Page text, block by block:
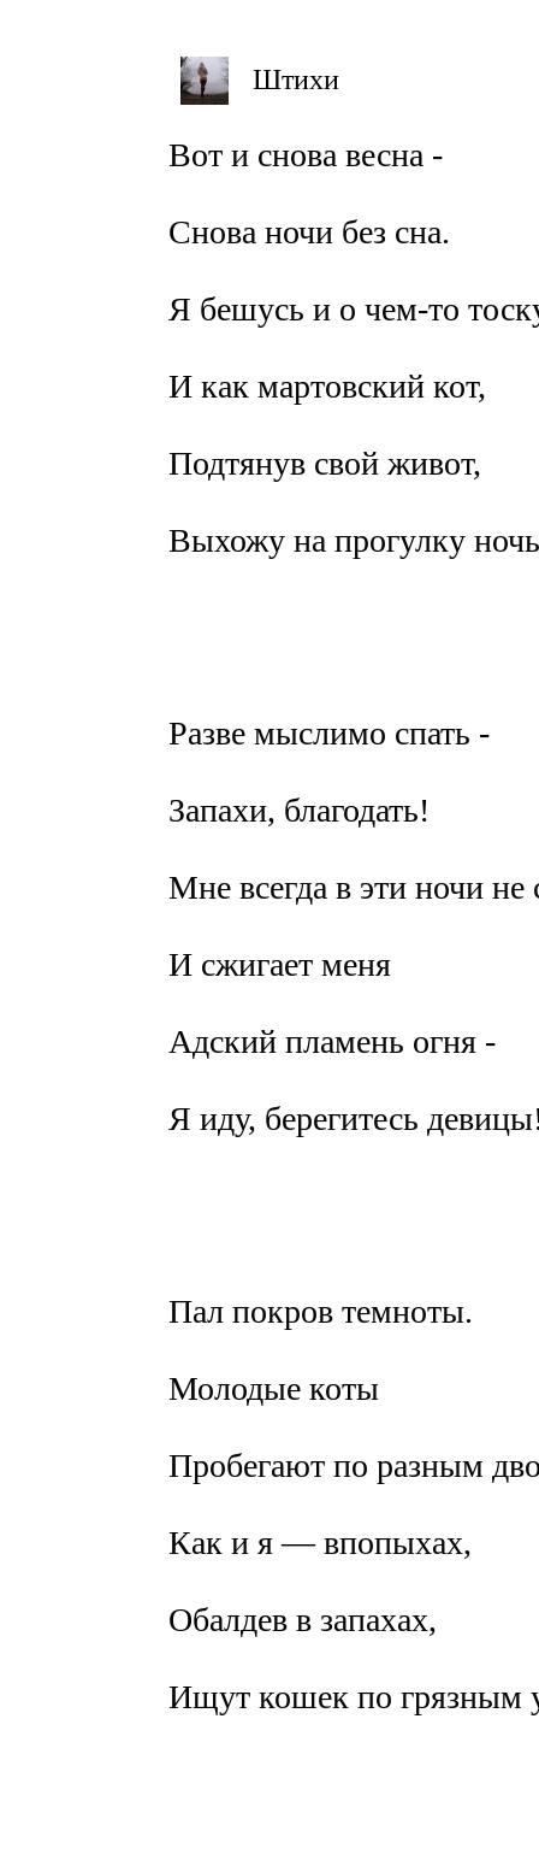
Штихи
Вот и снова весна -
Снова ночи без сна.
Я бешусь и о чем-то
И как мартовский кот,
Подтянув свой живот,
Выхожу на прогулку
Разве мыслимо спать -
Запахи, благодать!
Мне всегда в эти ночи не
И сжигает меня
Адский пламень огня -
Я иду, берегитесь
Пал покров темноты.
Молодые коты
Пробегают по разным
Как и я — впопыхах,
Обалдев в запахах,
Ищут кошек по грязным